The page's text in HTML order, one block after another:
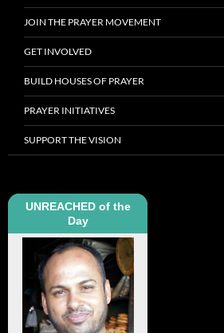
JOIN THE PRAYER MOVEMENT
GET INVOLVED
BUILD HOUSES OF PRAYER
PRAYER INITIATIVES
SUPPORT THE VISION
UNREACHED of the
Day